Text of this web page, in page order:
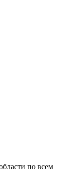
по всем